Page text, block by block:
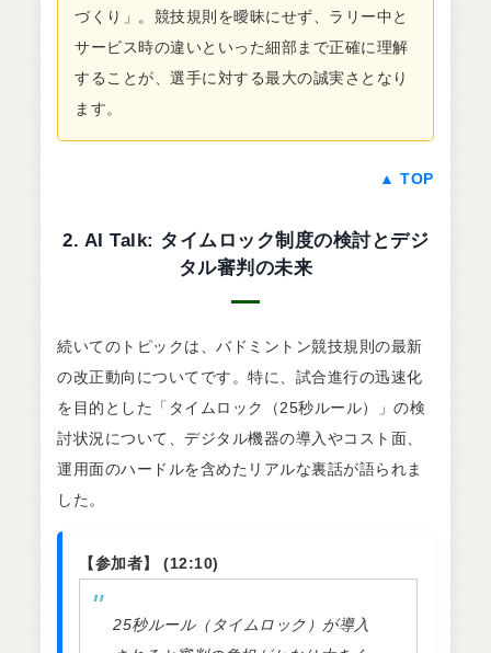
づくり」。競技規則を曖昧にせず、ラリー中と
サービス時の違いといった細部まで正確に理解
することが、選手に対する最大の誠実さとなり
ます。
▲ TOP
2. AI Talk: タイムロック制度の検討とデジ
タル審判の未来
続いてのトピックは、バドミントン競技規則の最新
の改正動向についてです。特に、試合進行の迅速化
を目的とした「タイムロック（25秒ルール）」の検
討状況について、デジタル機器の導入やコスト面、
運用面のハードルを含めたリアルな裏話が語られま
した。
【参加者】 (12:10)
25秒ルール（タイムロック）が導入